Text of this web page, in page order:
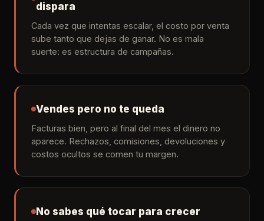
dispara
Cada vez que intentas escalar, el costo por venta
sube tanto que dejas de ganar. No es mala
suerte: es estructura de campañas.
Vendes pero no te queda
Facturas bien, pero al final del mes el dinero no
aparece. Rechazos, comisiones, devoluciones y
costos ocultos se comen tu margen.
No sabes qué tocar para crecer